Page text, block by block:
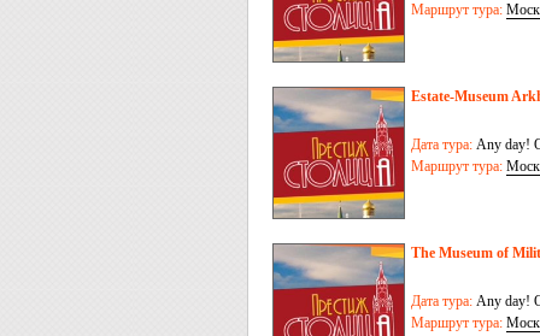
Маршрут тура:
Estate-Museum
Дата тура: Any day!
Маршрут тура:
The Museum of
Дата тура: Any day!
Маршрут тура: